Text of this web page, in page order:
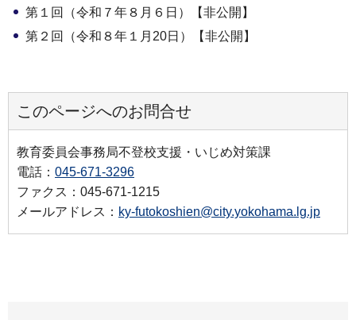
第１回（令和７年８月６日）【非公開】
第２回（令和８年１月20日）【非公開】
このページへのお問合せ
教育委員会事務局不登校支援・いじめ対策課
電話： 045-671-3296
ファクス：045-671-1215
メールアドレス： ky-futokoshien@city.yokohama.lg.jp